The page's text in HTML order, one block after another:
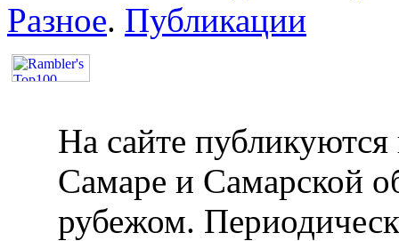
Разное. Публикации
На сайте публикуются
Самаре и Самарской
рубежом.